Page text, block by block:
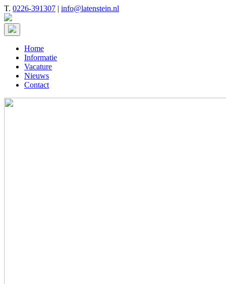
T. 0226-391307 | info@latenstein.nl
Home
Informatie
Vacature
Nieuws
Contact